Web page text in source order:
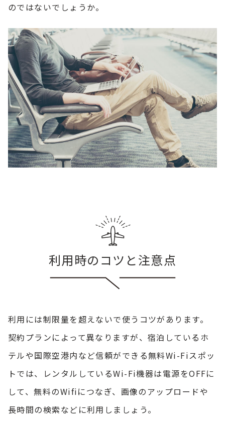
のではないでしょうか。
利用時のコツと注意点
利用には制限量を超えないで使うコツがあります。
契約プランによって異なりますが、宿泊しているホ
テルや国際空港内など信頼ができる無料Wi-Fiスポッ
トでは、レンタルしているWi-Fi機器は電源をOFFに
して、無料のWifiにつなぎ、画像のアップロードや
長時間の検索などに利用しましょう。